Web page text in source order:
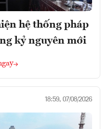
hệ thống pháp
kỷ nguyên mới
18:59, 07/08/2026